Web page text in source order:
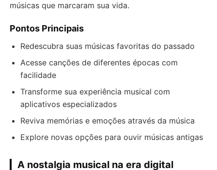
músicas que marcaram sua vida.
Pontos Principais
Redescubra suas músicas favoritas do passado
Acesse canções de diferentes épocas com
facilidade
Transforme sua experiência musical com
aplicativos especializados
Reviva memórias e emoções através da música
Explore novas opções para ouvir músicas antigas
A nostalgia musical na era digital